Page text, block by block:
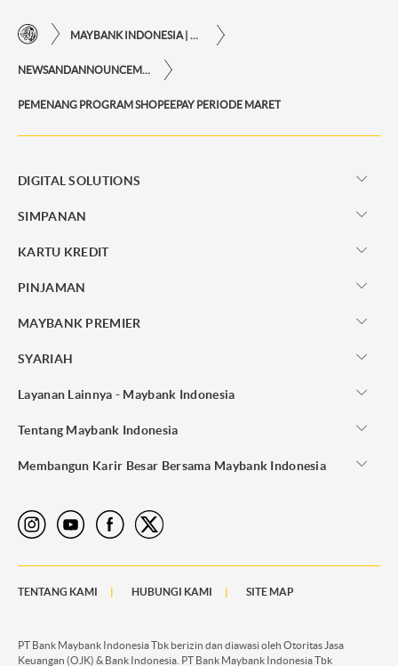
PEMENANG PROGRAM SHOPEEPAY PERIODE MARET
DIGITAL SOLUTIONS
SIMPANAN
KARTU KREDIT
PINJAMAN
MAYBANK PREMIER
SYARIAH
Layanan Lainnya - Maybank Indonesia
Tentang Maybank Indonesia
Membangun Karir Besar Bersama Maybank Indonesia
TENTANG KAMI HUBUNGI KAMI SITE MAP
PT Bank Maybank Indonesia Tbk berizin dan diawasi oleh Otoritas Jasa
Keuangan (OJK) & Bank Indonesia. PT Bank Maybank Indonesia Tbk